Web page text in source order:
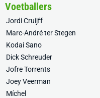
Voetballers
Jordi Cruijff
Marc-André ter Stegen
Kodai Sano
Dick Schreuder
Jofre Torrents
Joey Veerman
Míchel